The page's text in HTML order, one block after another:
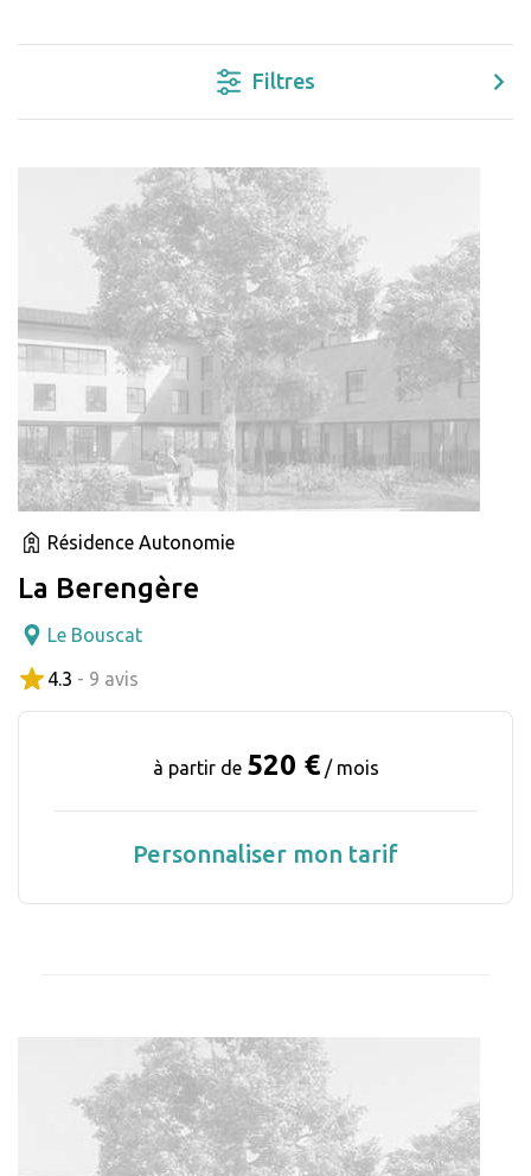
Filtres
Résidence Autonomie
La Berengère
Le Bouscat
4.3 - 9 avis
à partir de 520 € / mois
Personnaliser mon tarif